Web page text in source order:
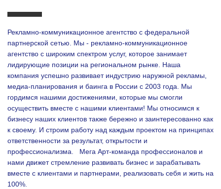
Рекламно-коммуникационное агентство с федеральной
партнерской сетью. Мы - рекламно-коммуникационное
агентство с широким спектром услуг, которое занимает
лидирующие позиции на региональном рынке. Наша
компания успешно развивает индустрию наружной рекламы,
медиа-планирования и баинга в России с 2003 года. Мы
гордимся нашими достижениями, которые мы смогли
осуществить вместе с нашими клиентами! Мы относимся к
бизнесу наших клиентов также бережно и заинтересованно как
к своему. И строим работу над каждым проектом на принципах
ответственности за результат, открытости и
профессионализма. Мега Арт-команда профессионалов и
нами движет стремление развивать бизнес и зарабатывать
вместе с клиентами и партнерами, реализовать себя и жить на
100%.